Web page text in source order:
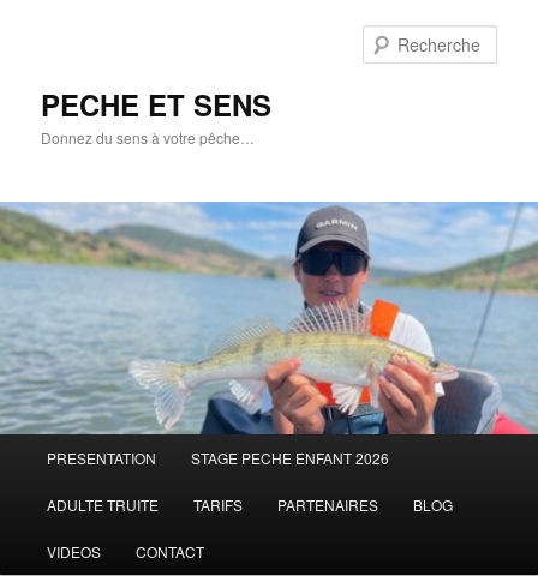
PECHE ET SENS
Donnez du sens à votre pêche…
PRESENTATION STAGE PECHE ENFANT 2026
ADULTE TRUITE TARIFS PARTENAIRES BLOG
VIDEOS CONTACT